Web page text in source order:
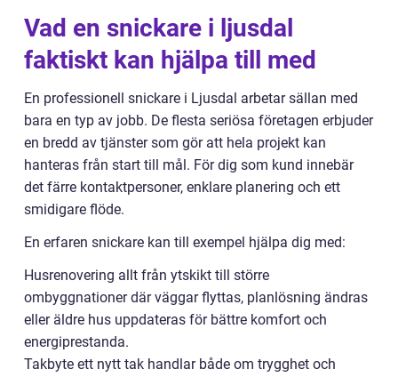
Vad en snickare i ljusdal
faktiskt kan hjälpa till med
En professionell snickare i Ljusdal arbetar sällan med
bara en typ av jobb. De flesta seriösa företagen erbjuder
en bredd av tjänster som gör att hela projekt kan
hanteras från start till mål. För dig som kund innebär
det färre kontaktpersoner, enklare planering och ett
smidigare flöde.
En erfaren snickare kan till exempel hjälpa dig med:
Husrenovering allt från ytskikt till större
ombyggnationer där väggar flyttas, planlösning ändras
eller äldre hus uppdateras för bättre komfort och
energiprestanda.
Takbyte ett nytt tak handlar både om trygghet och